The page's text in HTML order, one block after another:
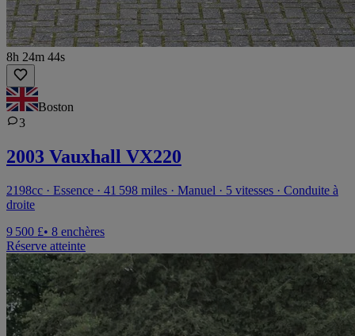
8h 24m 44s
Boston
3
2003 Vauxhall VX220
2198cc · Essence · 41 598 miles · Manuel · 5 vitesses · Conduite à
droite
9 500 £• 8 enchères
Réserve atteinte